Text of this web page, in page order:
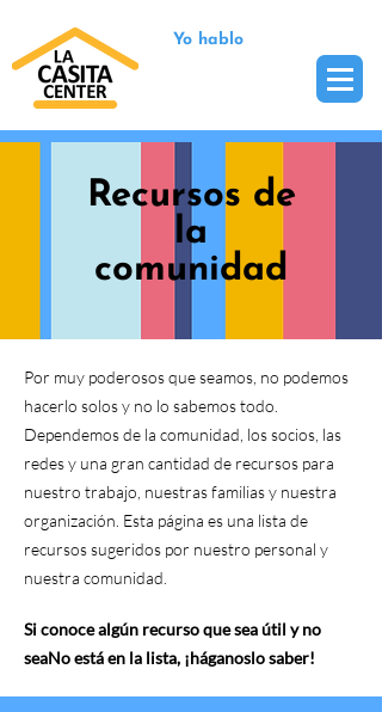
Yo hablo
Recursos de
la
comunidad
Por muy poderosos que seamos, no podemos
hacerlo solos y no lo sabemos todo.
Dependemos de la comunidad, los socios, las
redes y una gran cantidad de recursos para
nuestro trabajo, nuestras familias y nuestra
organización. Esta página es una lista de
recursos sugeridos por nuestro personal y
nuestra comunidad.
Si conoce algún recurso que sea útil y no
seaNo está en la lista, ¡háganoslo saber!